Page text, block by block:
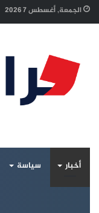
الجمعة, أغسطس 7 2026
أخبار سياسة